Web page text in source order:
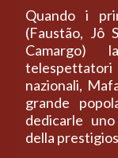
Quando i
(Faustão, Jô
Camargo)
nazionali,
grande
dedicarle
della